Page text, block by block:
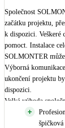
Společnost
začátku projektu,
k dispozici. Veškeré
pomoct. Instalace
SOLMONTER
Výborná
ukončení projektu
dispozici.
Velká výhoda
technického